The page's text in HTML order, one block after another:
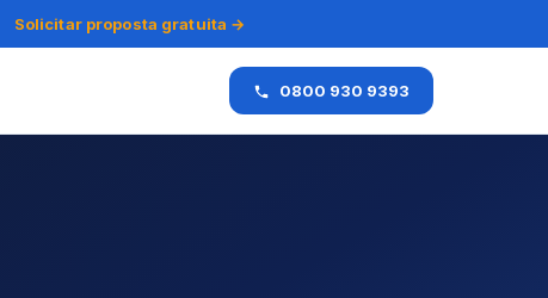
Solicitar proposta gratuita →
0800 930 9393